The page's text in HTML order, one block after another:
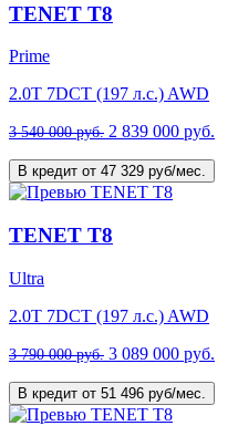
TENET T8
Prime
2.0T 7DCT (197 л.с.) AWD
3 540 000 руб. 2 839 000 руб.
В кредит от 47 329 руб/мес.
TENET T8
Ultra
2.0T 7DCT (197 л.с.) AWD
3 790 000 руб. 3 089 000 руб.
В кредит от 51 496 руб/мес.